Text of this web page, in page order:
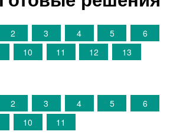
2 3 4 5
6
10 11 12
13
2 3 4 5
6
10 11